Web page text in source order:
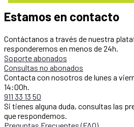
Estamos en contacto
Contáctanos a través de nuestra
responderemos en menos de 24h.
Soporte abonados
Consultas no abonados
Contacta con nosotros de lunes a
14:00h.
911 33 13 50
Si tienes alguna duda, consultas las
que respondemos.